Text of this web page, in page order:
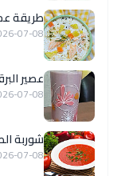
طريقة
07-08
عصير
07-08
شوربة
07-08